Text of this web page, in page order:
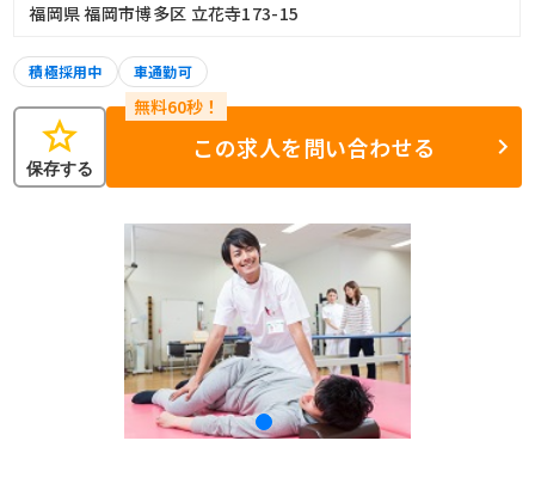
福岡県 福岡市博多区 立花寺173-15
積極採用中 車通勤可
star
保存する
この求人を問い合わせる